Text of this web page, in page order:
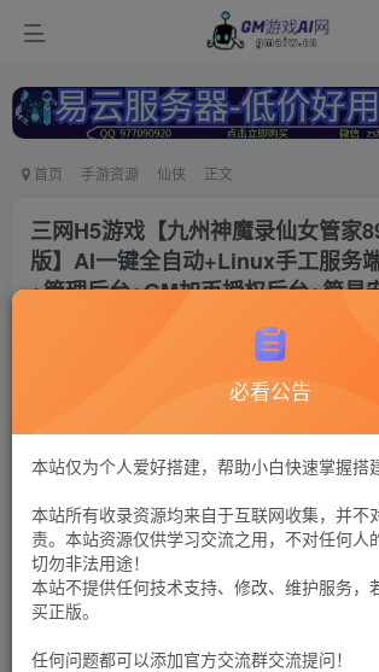
首页 手游资源 仙侠 正文
三网H5游戏【九州神魔录仙女管家
版】AI一键全自动+Linux手工服务
+管理后台+GM加币授权后台+简易
h5仙侠手游+授权后台
G币30 G币100
付费资源
必看公告
本站仅为个人爱好搭建，帮助小白快速掌握搭
本站所有收录资源均来自于互联网收集，并不
责。本站资源仅供学习交流之用，不对任何人
切勿非法用途！
本站不提供任何技术支持、修改、维护服务，
买正版。
任何问题都可以添加官方交流群交流提问！